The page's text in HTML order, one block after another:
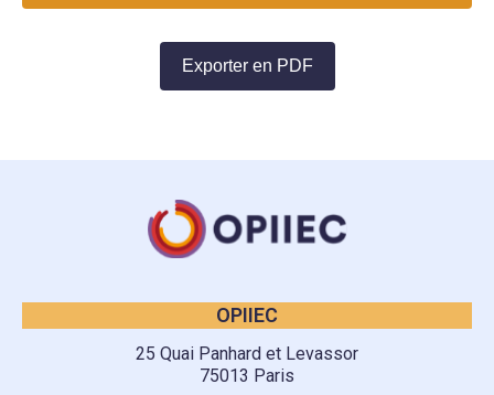
Exporter en PDF
OPIIEC
25 Quai Panhard et Levassor
75013 Paris